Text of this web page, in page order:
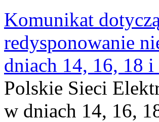
Komunikat
redysponowanie
dniach 14, 16, 18
Polskie Sieci
w dniach 14, 16,